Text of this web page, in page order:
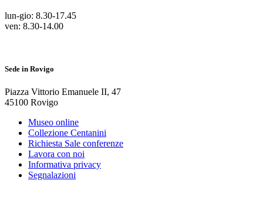
lun-gio: 8.30-17.45
ven: 8.30-14.00
Sede in Rovigo
Piazza Vittorio Emanuele II, 47
45100 Rovigo
Museo online
Collezione Centanini
Richiesta Sale conferenze
Lavora con noi
Informativa privacy
Segnalazioni